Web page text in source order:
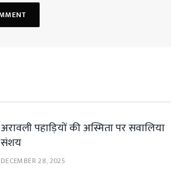
अरावली पहाड़ियों की अस्मिता पर सवालिया
संशय
DECEMBER 28, 2025